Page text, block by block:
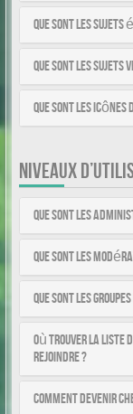
Que sont les sujets
Que sont les sujets
Que sont les icônes
NIVEAUX
Que sont les
Que sont les
Que sont les
Où trouver la liste
rejoindre ?
Comment devenir